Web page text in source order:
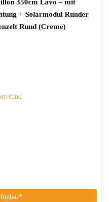
350cm Lavo – mit
+ Solarmodul Runder
Rund (Creme)